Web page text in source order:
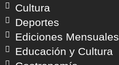
Cultura
Deportes
Ediciones Mensuales
Educación y Cultura